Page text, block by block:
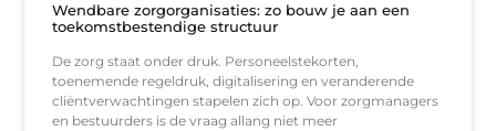
Wendbare zorgorganisaties: zo bouw je aan een
toekomstbestendige structuur
De zorg staat onder druk. Personeelstekorten,
toenemende regeldruk, digitalisering en veranderende
cliëntverwachtingen stapelen zich op. Voor zorgmanagers
en bestuurders is de vraag allang niet meer